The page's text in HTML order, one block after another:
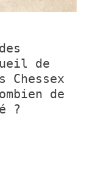
de
Chessex
de
?